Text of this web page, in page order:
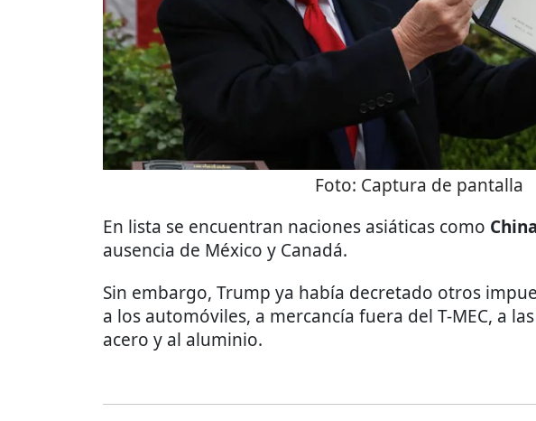
Foto: Captura de pantalla
En lista se encuentran naciones asiáticas como China
ausencia de México y Canadá.
Sin embargo, Trump ya había decretado otros
a los automóviles, a mercancía fuera del T-MEC, a las
acero y al aluminio.